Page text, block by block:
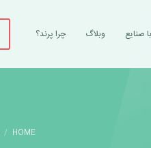
صنایع وبلاگ چرا پرند؟
HOME